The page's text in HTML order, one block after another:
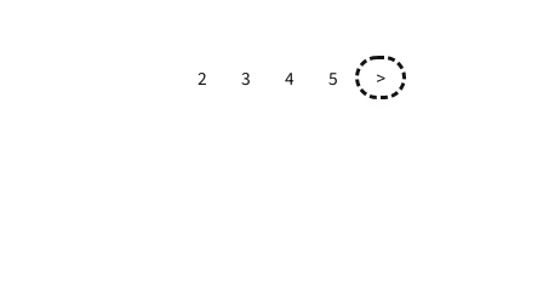
2 3 4 5 >